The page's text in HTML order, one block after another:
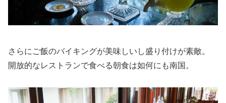
さらにご飯のバイキングが美味しいし盛り付けが素敵。
開放的なレストランで食べる朝食は如何にも南国。